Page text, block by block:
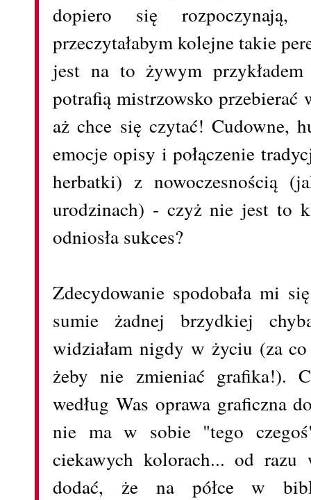
dopiero się
przeczytałabym kolejne takie
jest na to żywym
potrafią mistrzowsko przebierać
aż chce się czytać! Cudowne,
emocje opisy i połączenie
herbatki) z nowoczesnością
urodzinach) - czyż nie jest to
odniosła sukces?
Zdecydowanie spodobała mi
sumie żadnej brzydkiej
widziałam nigdy w życiu (za
żeby nie zmieniać grafika!).
według Was oprawa graficzna
nie ma w sobie "tego
ciekawych kolorach... od
dodać, że na półce w